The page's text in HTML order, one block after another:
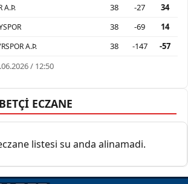
A.Þ. 38 -27
34
38 -69
14
A.Þ. 38 -147
-57
/ 12:50
ECZANE
listesi su anda alinamadi.